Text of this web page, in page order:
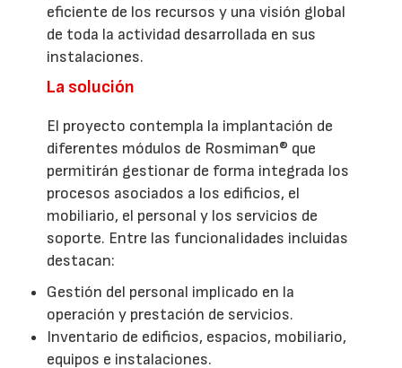
eficiente de los recursos y una visión global
de toda la actividad desarrollada en sus
instalaciones.
La solución
El proyecto contempla la implantación de
diferentes módulos de Rosmiman® que
permitirán gestionar de forma integrada los
procesos asociados a los edificios, el
mobiliario, el personal y los servicios de
soporte. Entre las funcionalidades incluidas
destacan:
Gestión del personal implicado en la
operación y prestación de servicios.
Inventario de edificios, espacios, mobiliario,
equipos e instalaciones.